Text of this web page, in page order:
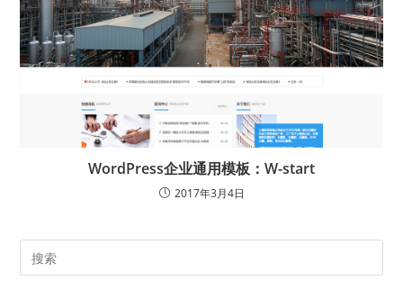
WordPress企业通用模板：W-start
2017年3月4日